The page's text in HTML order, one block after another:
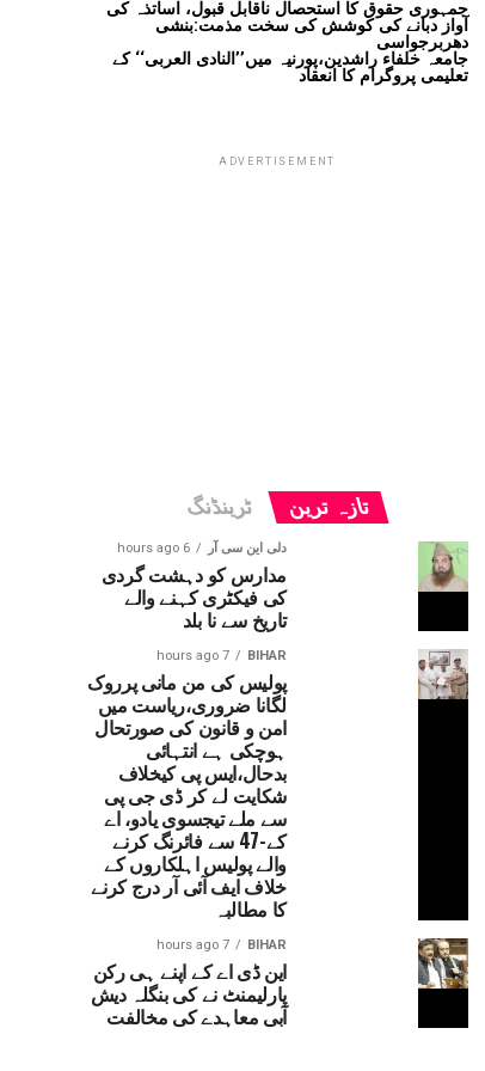
جمہوری حقوق کا استحصال ناقابل قبول، اساتذہ کی
آواز دبانے کی کوشش کی سخت مذمت:بنشی
دھربرجواسی
جامعہ خلفاء راشدین،پورنیہ میں’’النادی العربی‘‘ کے
تعلیمی پروگرام کا انعقاد
ADVERTISEMENT
تازہ ترین ٹرینڈنگ
دلی این سی آر 6 hours ago
مدارس کو دہشت گردی
کی فیکٹری کہنے والے
تاریخ سے نا بلد
BIHAR
7 hours ago
پولیس کی من مانی پرروک
لگانا ضروری،ریاست میں
امن و قانون کی صورتحال
ہوچکی ہے انتہائی
بدحال،ایس پی کیخلاف
شکایت لے کر ڈی جی پی
سے ملے تیجسوی یادو، اے
کے-47 سے فائرنگ کرنے
والے پولیس اہلکاروں کے
خلاف ایف آئی آر درج کرنے
کا مطالبہ
BIHAR
7 hours ago
این ڈی اے کے اپنے ہی رکن
پارلیمنٹ نے کی بنگلہ دیش
آبی معاہدے کی مخالفت